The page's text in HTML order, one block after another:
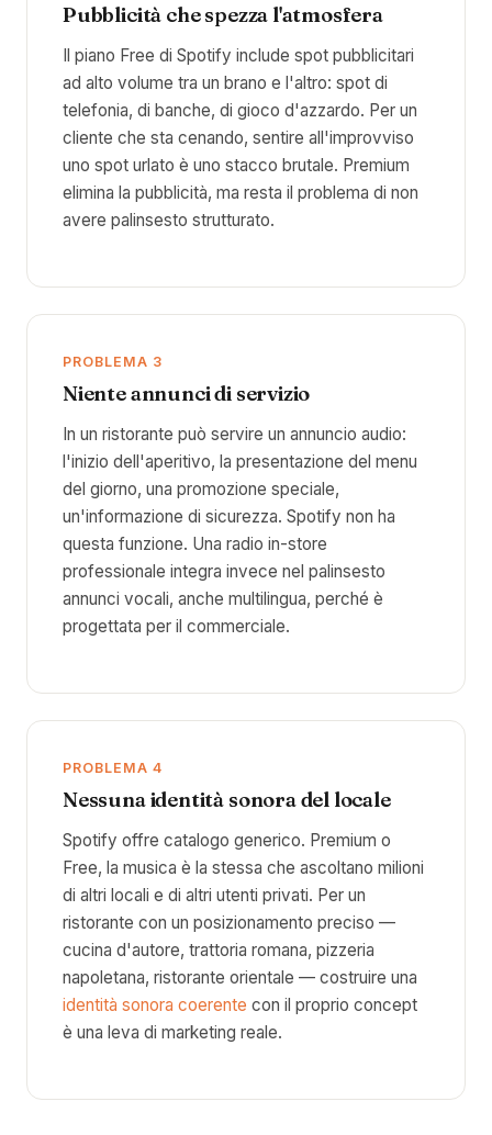
Pubblicità che spezza l'atmosfera
Il piano Free di Spotify include spot pubblicitari
ad alto volume tra un brano e l'altro: spot di
telefonia, di banche, di gioco d'azzardo. Per un
cliente che sta cenando, sentire all'improvviso
uno spot urlato è uno stacco brutale. Premium
elimina la pubblicità, ma resta il problema di non
avere palinsesto strutturato.
PROBLEMA 3
Niente annunci di servizio
In un ristorante può servire un annuncio audio:
l'inizio dell'aperitivo, la presentazione del menu
del giorno, una promozione speciale,
un'informazione di sicurezza. Spotify non ha
questa funzione. Una radio in-store
professionale integra invece nel palinsesto
annunci vocali, anche multilingua, perché è
progettata per il commerciale.
PROBLEMA 4
Nessuna identità sonora del locale
Spotify offre catalogo generico. Premium o
Free, la musica è la stessa che ascoltano milioni
di altri locali e di altri utenti privati. Per un
ristorante con un posizionamento preciso —
cucina d'autore, trattoria romana, pizzeria
napoletana, ristorante orientale — costruire una
identità sonora coerente con il proprio concept
è una leva di marketing reale.